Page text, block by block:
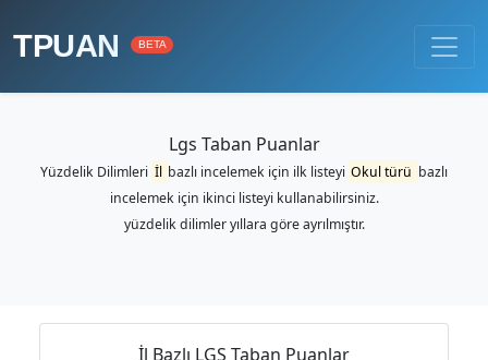
TPUAN BETA
Lgs Taban Puanlar
Yüzdelik Dilimleri İl bazlı incelemek için ilk listeyi Okul türü bazlı
incelemek için ikinci listeyi kullanabilirsiniz.
yüzdelik dilimler yıllara göre ayrılmıştır.
İl Bazlı LGS Taban Puanlar